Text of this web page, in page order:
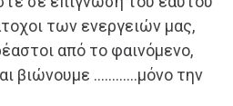
των ενεργειών μας,
από το φαινόμενο,
βιώνουμε …………μόνο την